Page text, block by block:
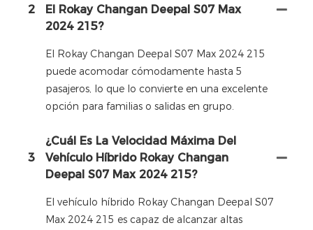
2
El Rokay Changan Deepal S07 Max
2024 215?
El Rokay Changan Deepal S07 Max 2024 215
puede acomodar cómodamente hasta 5
pasajeros, lo que lo convierte en una excelente
opción para familias o salidas en grupo.
3
¿Cuál Es La Velocidad Máxima Del
Vehículo Híbrido Rokay Changan
Deepal S07 Max 2024 215?
El vehículo híbrido Rokay Changan Deepal S07
Max 2024 215 es capaz de alcanzar altas